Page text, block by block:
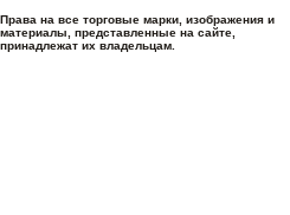
Права на все торговые марки, изображения и
материалы, представленные на сайте,
принадлежат их владельцам.